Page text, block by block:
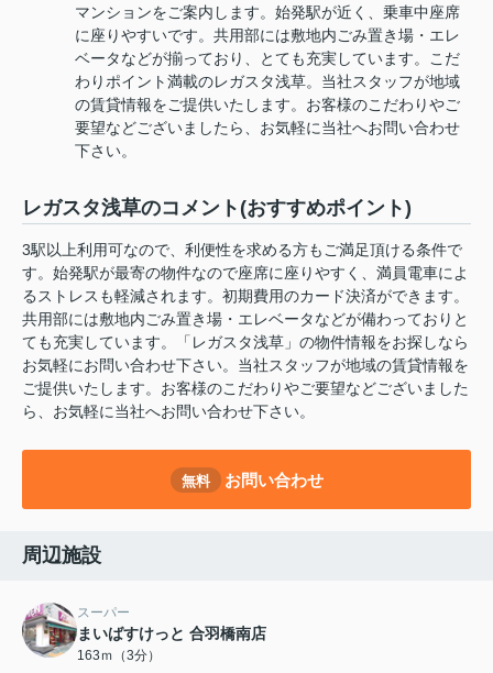
マンションをご案内します。始発駅が近く、乗車中座席
に座りやすいです。共用部には敷地内ごみ置き場・エレ
ベータなどが揃っており、とても充実しています。こだ
わりポイント満載のレガスタ浅草。当社スタッフが地域
の賃貸情報をご提供いたします。お客様のこだわりやご
要望などございましたら、お気軽に当社へお問い合わせ
下さい。
レガスタ浅草のコメント(おすすめポイント)
3駅以上利用可なので、利便性を求める方もご満足頂ける条件で
す。始発駅が最寄の物件なので座席に座りやすく、満員電車によ
るストレスも軽減されます。初期費用のカード決済ができます。
共用部には敷地内ごみ置き場・エレベータなどが備わっておりと
ても充実しています。「レガスタ浅草」の物件情報をお探しなら
お気軽にお問い合わせ下さい。当社スタッフが地域の賃貸情報を
ご提供いたします。お客様のこだわりやご要望などございました
ら、お気軽に当社へお問い合わせ下さい。
無料 お問い合わせ
周辺施設
スーパー
まいばすけっと 合羽橋南店
163ｍ（3分）